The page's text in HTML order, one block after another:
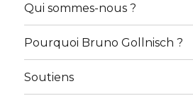
Qui sommes-nous ?
Pourquoi Bruno Gollnisch ?
Soutiens